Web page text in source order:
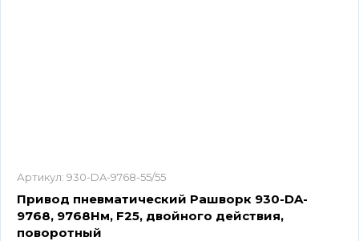
Артикул: 930-DA-9768-55/55
Привод пневматический Рашворк 930-DA-
9768, 9768Нм, F25, двойного действия,
поворотный